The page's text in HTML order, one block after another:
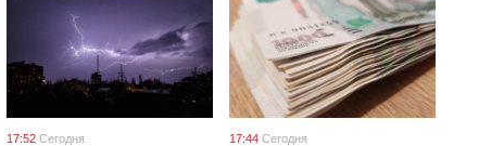
17:52 Сегодня 17:44 Сегодня